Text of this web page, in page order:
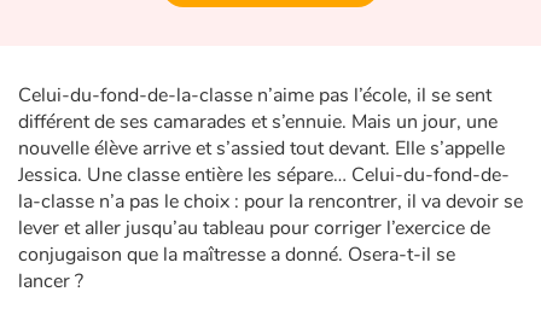
Les animaux
Voyage, épopée, enquête, aventure
Autour du monde
Apprentissage
Celui-du-fond-de-la-classe n’aime pas l’école, il se sent
différent de ses camarades et s’ennuie. Mais un jour, une
nouvelle élève arrive et s’assied tout devant. Elle s’appelle
Jessica. Une classe entière les sépare… Celui-du-fond-de-
la-classe n’a pas le choix : pour la rencontrer, il va devoir se
lever et aller jusqu’au tableau pour corriger l’exercice de
conjugaison que la maîtresse a donné. Osera-t-il se
lancer ?